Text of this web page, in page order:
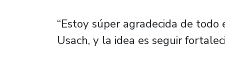
“Estoy súper agradecida de
Usach, y la idea es seguir